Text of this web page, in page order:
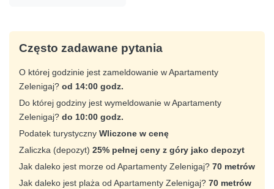
Często zadawane pytania
O której godzinie jest zameldowanie w Apartamenty
Zelenigaj? od 14:00 godz.
Do której godziny jest wymeldowanie w Apartamenty
Zelenigaj? do 10:00 godz.
Podatek turystyczny Wliczone w cenę
Zaliczka (depozyt) 25% pełnej ceny z góry jako depozyt
Jak daleko jest morze od Apartamenty Zelenigaj? 70 metrów
Jak daleko jest plaża od Apartamenty Zelenigaj? 70 metrów